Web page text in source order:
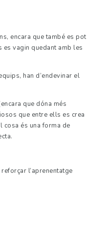
encara que també es pot
es vagin quedant amb les
han d’endevinar el
que dóna més
que entre ells es crea
cosa és una forma de
l’aprenentatge